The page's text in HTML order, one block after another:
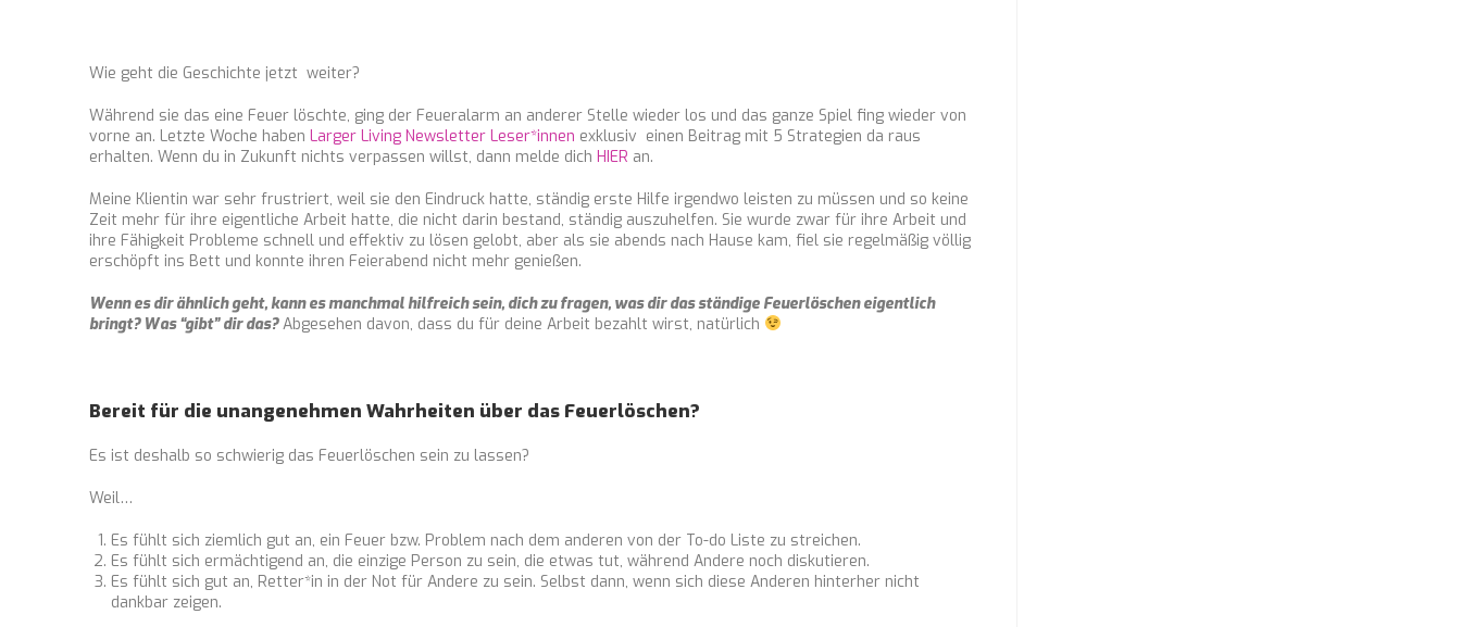
Wie geht die Geschichte jetzt weiter?
Während sie das eine Feuer löschte, ging der Feueralarm an anderer Stelle wieder los und das ganze Spiel fing wieder von
vorne an. Letzte Woche haben Larger Living Newsletter Leser*innen exklusiv einen Beitrag mit 5 Strategien da raus
erhalten. Wenn du in Zukunft nichts verpassen willst, dann melde dich HIER an.
Meine Klientin war sehr frustriert, weil sie den Eindruck hatte, ständig erste Hilfe irgendwo leisten zu müssen und so keine
Zeit mehr für ihre eigentliche Arbeit hatte, die nicht darin bestand, ständig auszuhelfen. Sie wurde zwar für ihre Arbeit und
ihre Fähigkeit Probleme schnell und effektiv zu lösen gelobt, aber als sie abends nach Hause kam, fiel sie regelmäßig völlig
erschöpft ins Bett und konnte ihren Feierabend nicht mehr genießen.
Wenn es dir ähnlich geht, kann es manchmal hilfreich sein, dich zu fragen, was dir das ständige Feuerlöschen eigentlich
bringt? Was “gibt” dir das?Abgesehen davon, dass du für deine Arbeit bezahlt wirst, natürlich
Bereit für die unangenehmen Wahrheiten über das Feuerlöschen?
Es ist deshalb so schwierig das Feuerlöschen sein zu lassen?
Weil…
Es fühlt sich ziemlich gut an, ein Feuer bzw. Problem nach dem anderen von der To-do Liste zu streichen.
Es fühlt sich ermächtigend an, die einzige Person zu sein, die etwas tut, während Andere noch diskutieren.
Es fühlt sich gut an, Retter*in in der Not für Andere zu sein. Selbst dann, wenn sich diese Anderen hinterher nicht
dankbar zeigen.